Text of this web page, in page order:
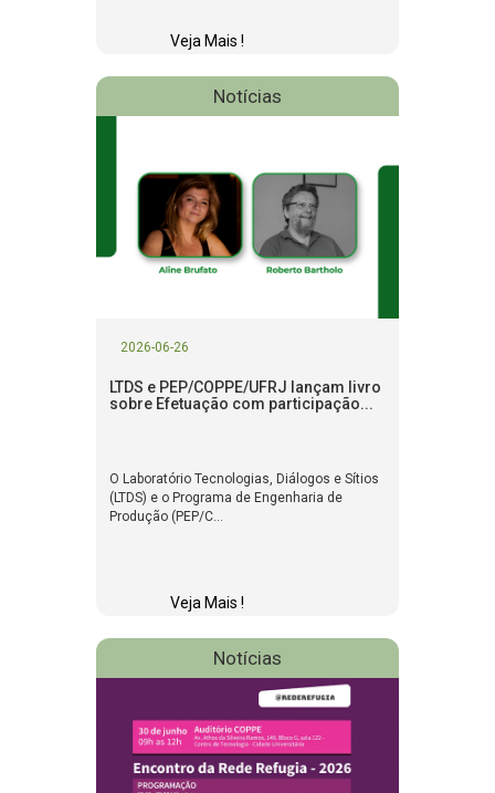
Veja Mais !
Notícias
2026-06-26
LTDS e PEP/COPPE/UFRJ lançam livro
sobre Efetuação com participação...
O Laboratório Tecnologias, Diálogos e Sítios
(LTDS) e o Programa de Engenharia de
Produção (PEP/C...
Veja Mais !
Notícias